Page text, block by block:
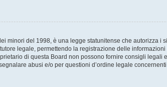
minori del 1998, è una legge statunitense che autorizza
legale, permettendo la registrazione delle
di questa Board non possono fornire consigli
abusi e/o per questioni d’ordine legale concernenti